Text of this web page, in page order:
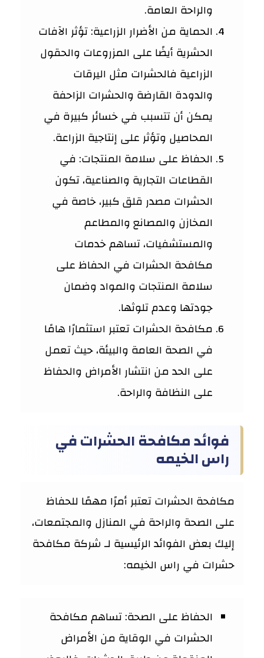
والراحة العامة.
الحماية من الأضرار الزراعية: تؤثر الآفات
الحشرية أيضًا على المزروعات والحقول
الزراعية فالحشرات مثل اليرقات
والدودة القارضة والحشرات الزاحفة
يمكن أن تتسبب في خسائر كبيرة في
المحاصيل وتؤثر على إنتاجية الزراعة.
الحفاظ على سلامة المنتجات: في
القطاعات التجارية والصناعية، تكون
الحشرات مصدر قلق كبير، خاصة في
المخازن والمصانع والمطاعم
والمستشفيات، تساهم خدمات
مكافحة الحشرات في الحفاظ على
سلامة المنتجات والمواد وضمان
جودتها وعدم تلوثها.
مكافحة الحشرات تعتبر استثمارًا هامًا
في الصحة العامة والبيئة، حيث تعمل
على الحد من انتشار الأمراض والحفاظ
على النظافة والراحة.
فوائد مكافحة الحشرات في
راس الخيمه
مكافحة الحشرات تعتبر أمرًا مهمًا للحفاظ
على الصحة والراحة في المنازل والمجتمعات،
إليك بعض الفوائد الرئيسية لـ شركة مكافحة
حشرات في راس الخيمه:
الحفاظ على الصحة: تساهم مكافحة
الحشرات في الوقاية من الأمراض